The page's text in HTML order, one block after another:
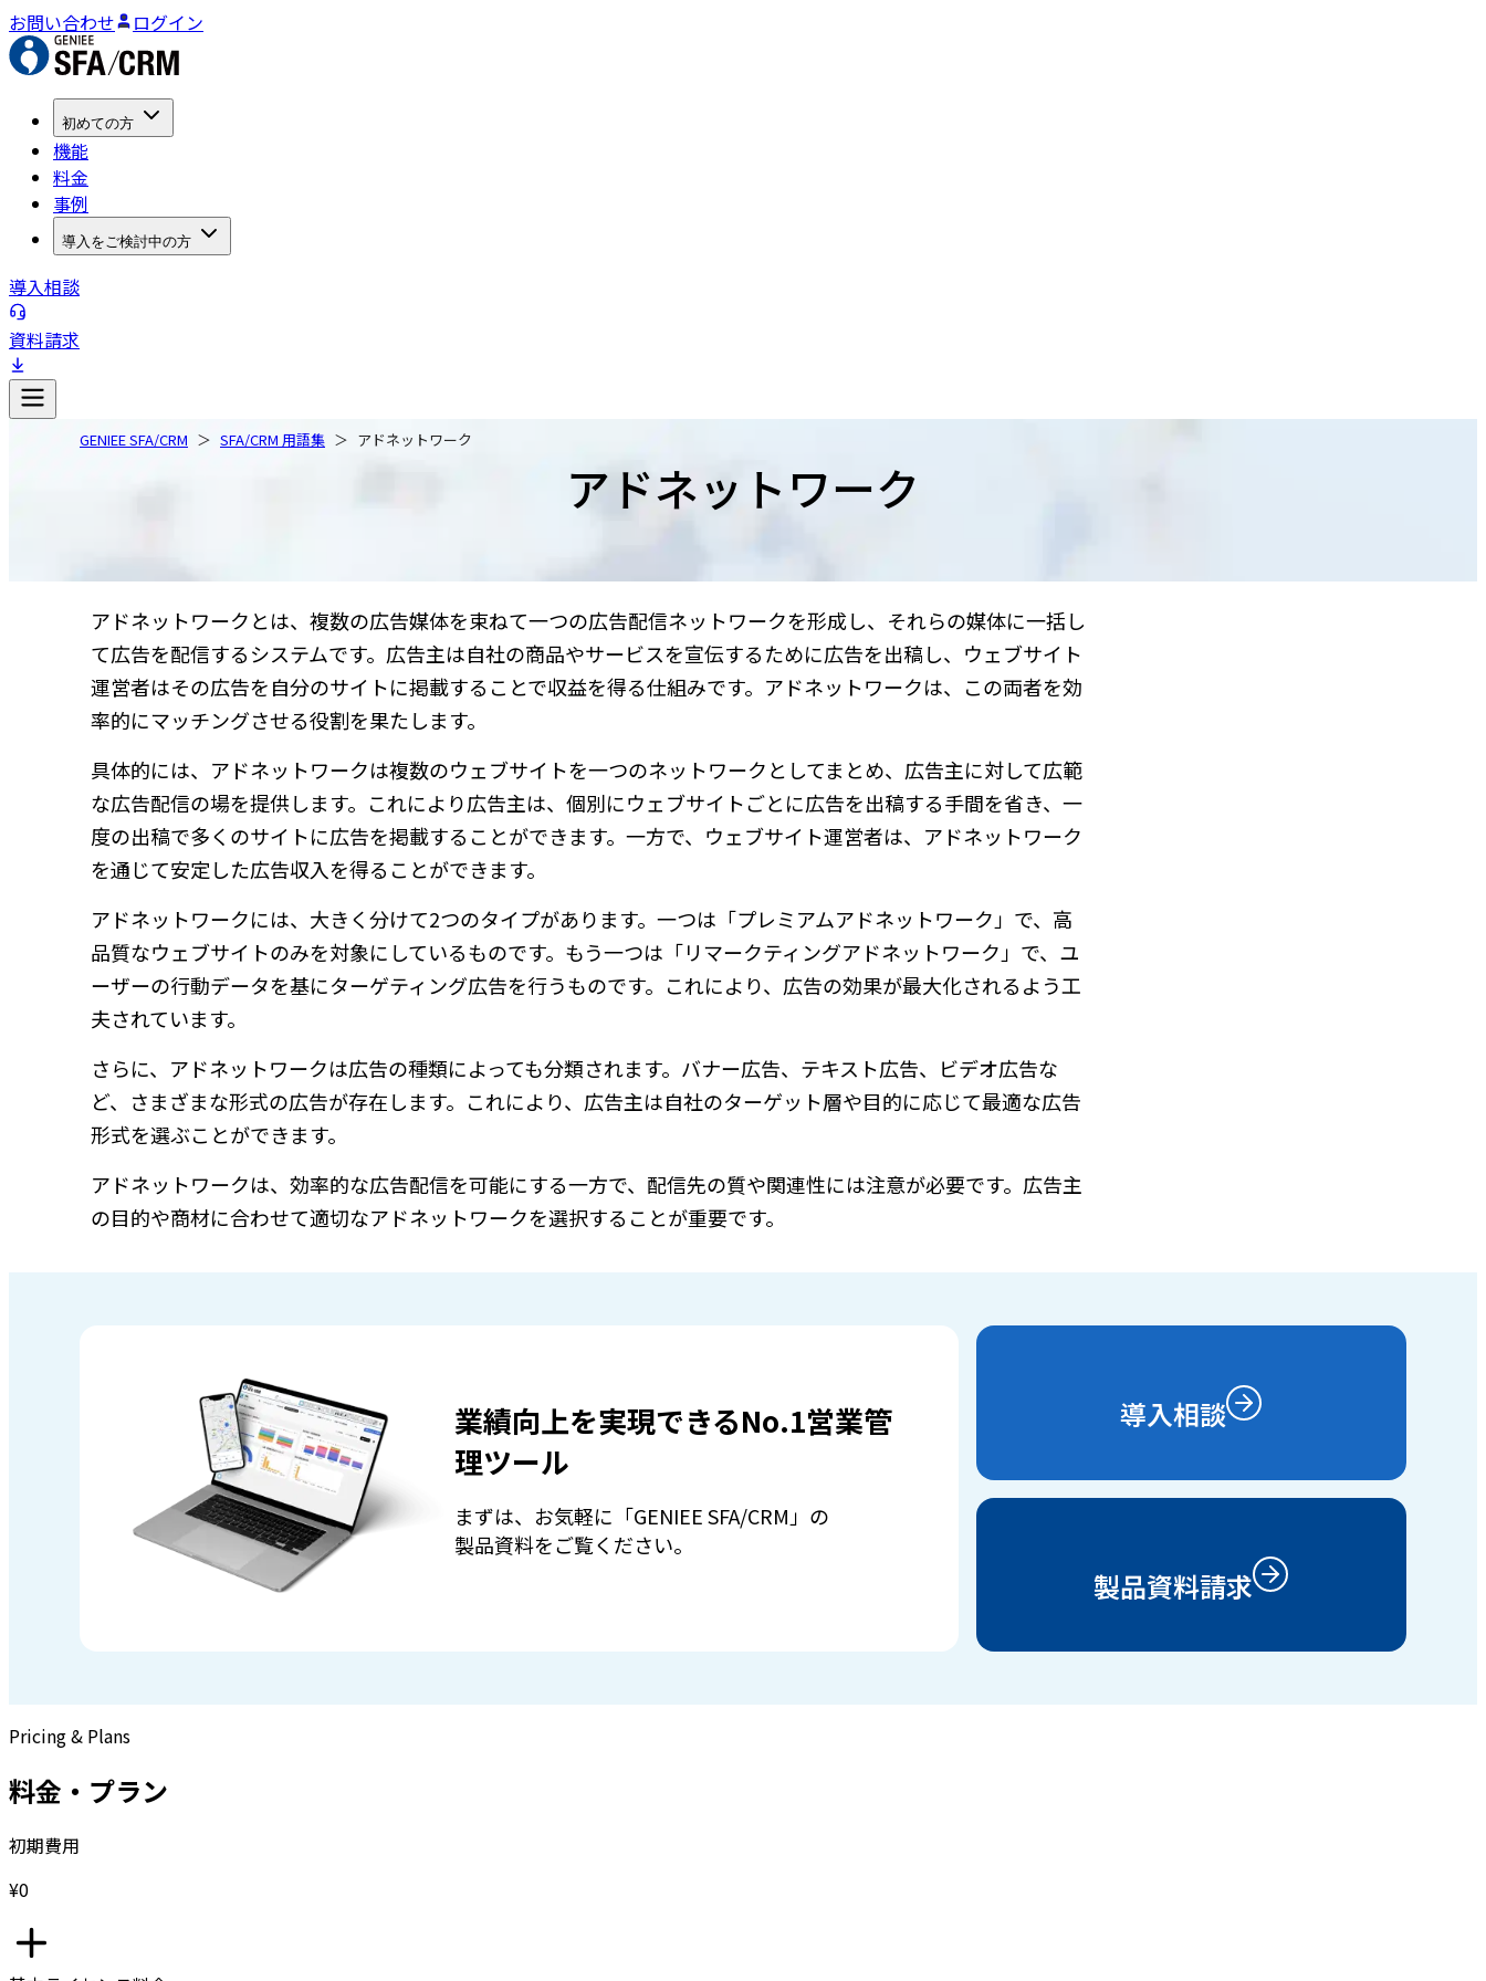
お問い合わせ ログイン
初めての方
機能
料金
事例
導入をご検討中の方
導入相談
資料請求
GENIEE SFA/CRM SFA/CRM 用語集 アドネットワーク
アドネットワーク
アドネットワークとは、複数の広告媒体を束ねて一つの広告配信ネットワークを形成し、それらの媒体に一括し
て広告を配信するシステムです。広告主は自社の商品やサービスを宣伝するために広告を出稿し、ウェブサイト
運営者はその広告を自分のサイトに掲載することで収益を得る仕組みです。アドネットワークは、この両者を効
率的にマッチングさせる役割を果たします。
具体的には、アドネットワークは複数のウェブサイトを一つのネットワークとしてまとめ、広告主に対して広範
な広告配信の場を提供します。これにより広告主は、個別にウェブサイトごとに広告を出稿する手間を省き、一
度の出稿で多くのサイトに広告を掲載することができます。一方で、ウェブサイト運営者は、アドネットワーク
を通じて安定した広告収入を得ることができます。
アドネットワークには、大きく分けて2つのタイプがあります。一つは「プレミアムアドネットワーク」で、高
品質なウェブサイトのみを対象にしているものです。もう一つは「リマークティングアドネットワーク」で、ユ
ーザーの行動データを基にターゲティング広告を行うものです。これにより、広告の効果が最大化されるよう工
夫されています。
さらに、アドネットワークは広告の種類によっても分類されます。バナー広告、テキスト広告、ビデオ広告な
ど、さまざまな形式の広告が存在します。これにより、広告主は自社のターゲット層や目的に応じて最適な広告
形式を選ぶことができます。
アドネットワークは、効率的な広告配信を可能にする一方で、配信先の質や関連性には注意が必要です。広告主
の目的や商材に合わせて適切なアドネットワークを選択することが重要です。
業績向上を実現できるNo.1営業管
理ツール
まずは、お気軽に「GENIEE SFA/CRM」の
製品資料をご覧ください。
導入相談
製品資料請求
Pricing & Plans
料金・プラン
初期費用
¥0